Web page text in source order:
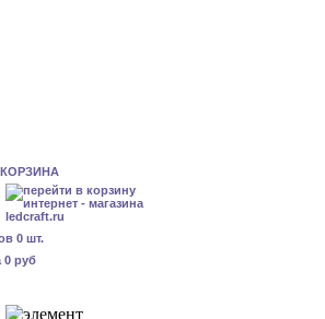
КОРЗИНА
0 шт.
0 руб